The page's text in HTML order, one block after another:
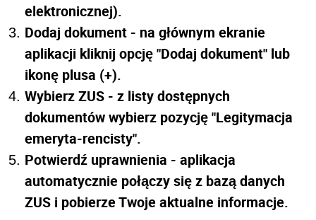
elektronicznej).
Dodaj dokument - na głównym ekranie
aplikacji kliknij opcję "Dodaj dokument" lub
ikonę plusa (+).
Wybierz ZUS - z listy dostępnych
dokumentów wybierz pozycję "Legitymacja
emeryta-rencisty".
Potwierdź uprawnienia - aplikacja
automatycznie połączy się z bazą danych
ZUS i pobierze Twoje aktualne informacje.